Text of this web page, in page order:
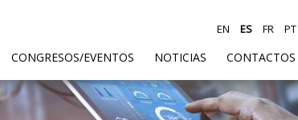
CONGRESOS/EVENTOS NOTICIAS CONTACTOS
EN ES FR PT